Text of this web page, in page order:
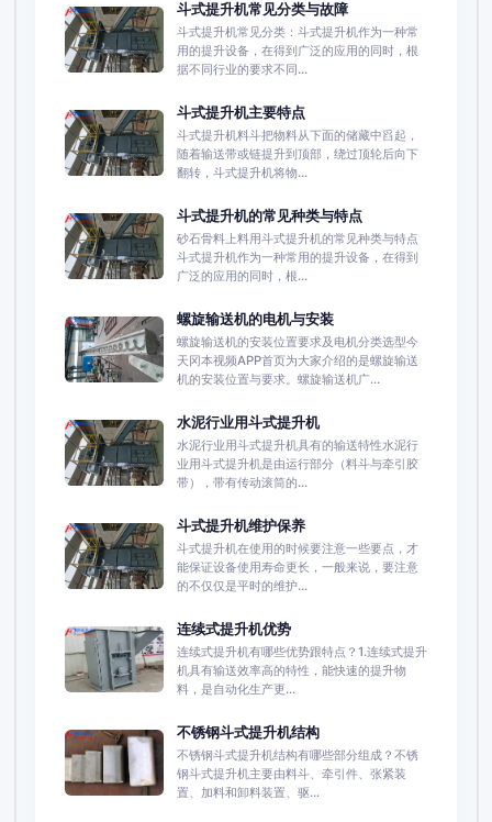
斗式提升机常见分类与故障
斗式提升机常见分类：斗式提升机作为一种常
用的提升设备，在得到广泛的应用的同时，根
据不同行业的要求不同...
斗式提升机主要特点
斗式提升机料斗把物料从下面的储藏中舀起，
随着输送带或链提升到顶部，绕过顶轮后向下
翻转，斗式提升机将物...
斗式提升机的常见种类与特点
砂石骨料上料用斗式提升机的常见种类与特点
斗式提升机作为一种常用的提升设备，在得到
广泛的应用的同时，根...
螺旋输送机的电机与安装
螺旋输送机的安装位置要求及电机分类选型今
天冈本视频APP首页为大家介绍的是螺旋输送
机的安装位置与要求。螺旋输送机广...
水泥行业用斗式提升机
水泥行业用斗式提升机具有的输送特性水泥行
业用斗式提升机是由运行部分（料斗与牵引胶
带），带有传动滚筒的...
斗式提升机维护保养
斗式提升机在使用的时候要注意一些要点，才
能保证设备使用寿命更长，一般来说，要注意
的不仅仅是平时的维护...
连续式提升机优势
连续式提升机有哪些优势跟特点？1.连续式提升
机具有输送效率高的特性，能快速的提升物
料，是自动化生产更...
不锈钢斗式提升机结构
不锈钢斗式提升机结构有哪些部分组成？不锈
钢斗式提升机主要由料斗、牵引件、张紧装
置、加料和卸料装置、驱...